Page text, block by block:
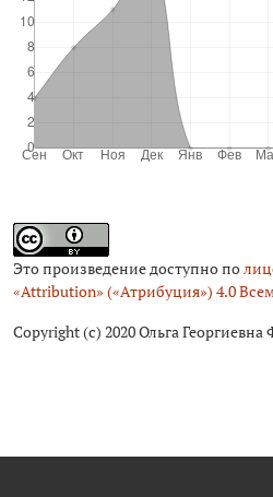
Это произведение доступно по
«Attribution» («Атрибуция») 4.0
Copyright (c) 2020 Ольга Георгиевна